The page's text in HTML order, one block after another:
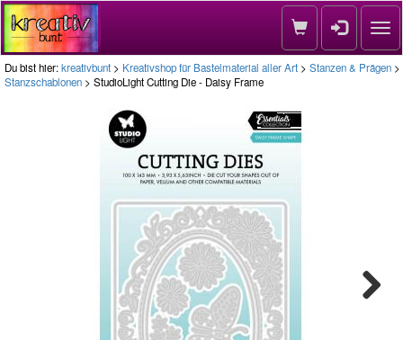
Du bist hier:kreativbunt > Kreativshop für Bastelmaterial aller Art > Stanzen & Prägen >
Stanzschablonen > StudioLight Cutting Die - Daisy Frame